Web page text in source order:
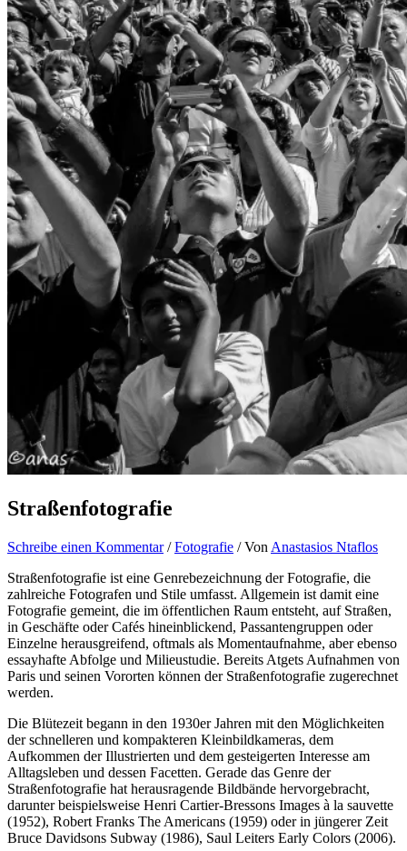
Straßenfotografie
Schreibe einen Kommentar /Fotografie / Von Anastasios Ntaflos
Straßenfotografie ist eine Genrebezeichnung der Fotografie, die
zahlreiche Fotografen und Stile umfasst. Allgemein ist damit eine
Fotografie gemeint, die im öffentlichen Raum entsteht, auf Straßen,
in Geschäfte oder Cafés hineinblickend, Passantengruppen oder
Einzelne herausgreifend, oftmals als Momentaufnahme, aber ebenso
essayhafte Abfolge und Milieustudie. Bereits Atgets Aufnahmen von
Paris und seinen Vororten können der Straßenfotografie zugerechnet
werden.
Die Blütezeit begann in den 1930er Jahren mit den Möglichkeiten
der schnelleren und kompakteren Kleinbildkameras, dem
Aufkommen der Illustrierten und dem gesteigerten Interesse am
Alltagsleben und dessen Facetten. Gerade das Genre der
Straßenfotografie hat herausragende Bildbände hervorgebracht,
darunter beispielsweise Henri Cartier-Bressons Images à la sauvette
(1952), Robert Franks The Americans (1959) oder in jüngerer Zeit
Bruce Davidsons Subway (1986), Saul Leiters Early Colors (2006).